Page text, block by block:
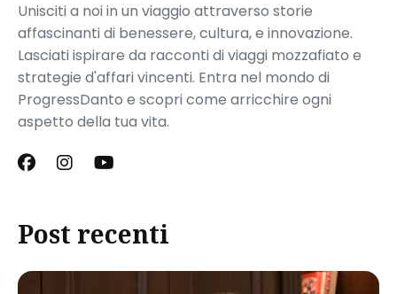
Unisciti a noi in un viaggio attraverso storie
affascinanti di benessere, cultura, e innovazione.
Lasciati ispirare da racconti di viaggi mozzafiato e
strategie d'affari vincenti. Entra nel mondo di
ProgressDanto e scopri come arricchire ogni
aspetto della tua vita.
Post recenti